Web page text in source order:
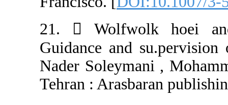
21. 
Guidance and
Nader
Tehran :